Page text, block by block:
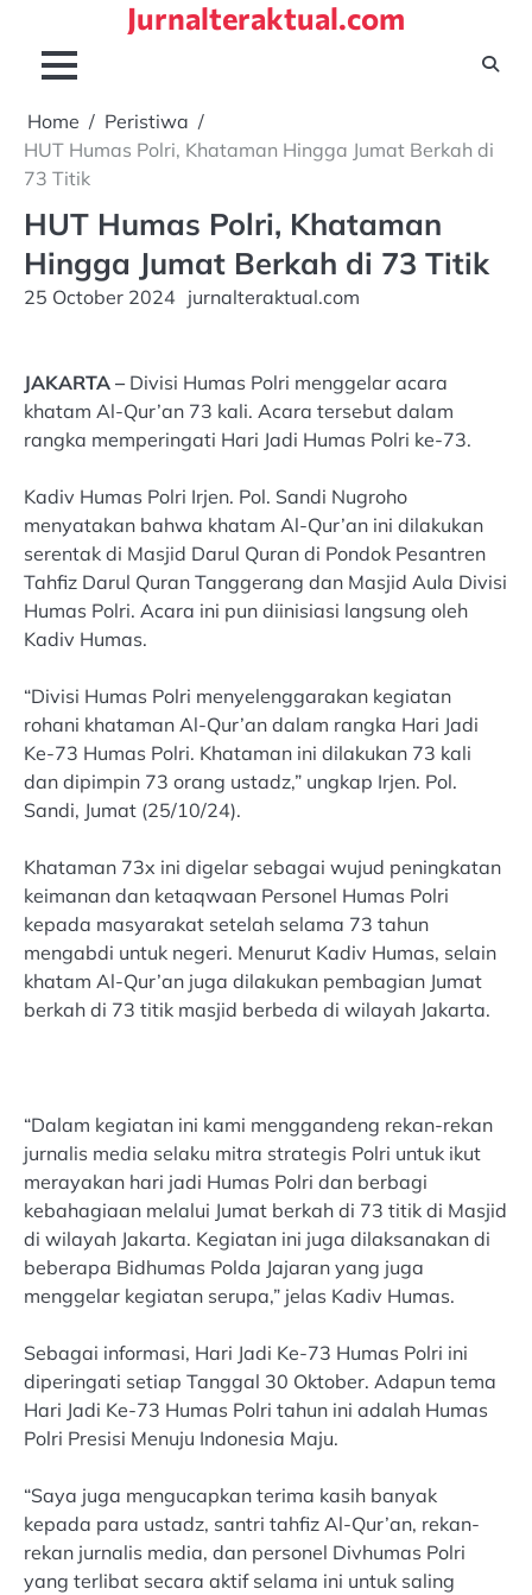
content
Jurnalteraktual.com
Home
Peristiwa
HUT Humas Polri, Khataman Hingga Jumat Berkah di
73 Titik
HUT Humas Polri, Khataman
Hingga Jumat Berkah di 73 Titik
25 October 2024 jurnalteraktual.com
JAKARTA –Divisi Humas Polri menggelar acara
khatam Al-Qur’an 73 kali. Acara tersebut dalam
rangka memperingati Hari Jadi Humas Polri ke-73.
Kadiv Humas Polri Irjen. Pol. Sandi Nugroho
menyatakan bahwa khatam Al-Qur’an ini dilakukan
serentak di Masjid Darul Quran di Pondok Pesantren
Tahfiz Darul Quran Tanggerang dan Masjid Aula Divisi
Humas Polri. Acara ini pun diinisiasi langsung oleh
Kadiv Humas.
“Divisi Humas Polri menyelenggarakan kegiatan
rohani khataman Al-Qur’an dalam rangka Hari Jadi
Ke-73 Humas Polri. Khataman ini dilakukan 73 kali
dan dipimpin 73 orang ustadz,” ungkap Irjen. Pol.
Sandi, Jumat (25/10/24).
Khataman 73x ini digelar sebagai wujud peningkatan
keimanan dan ketaqwaan Personel Humas Polri
kepada masyarakat setelah selama 73 tahun
mengabdi untuk negeri. Menurut Kadiv Humas, selain
khatam Al-Qur’an juga dilakukan pembagian Jumat
berkah di 73 titik masjid berbeda di wilayah Jakarta.
“Dalam kegiatan ini kami menggandeng rekan-rekan
jurnalis media selaku mitra strategis Polri untuk ikut
merayakan hari jadi Humas Polri dan berbagi
kebahagiaan melalui Jumat berkah di 73 titik di Masjid
di wilayah Jakarta. Kegiatan ini juga dilaksanakan di
beberapa Bidhumas Polda Jajaran yang juga
menggelar kegiatan serupa,” jelas Kadiv Humas.
Sebagai informasi, Hari Jadi Ke-73 Humas Polri ini
diperingati setiap Tanggal 30 Oktober. Adapun tema
Hari Jadi Ke-73 Humas Polri tahun ini adalah Humas
Polri Presisi Menuju Indonesia Maju.
“Saya juga mengucapkan terima kasih banyak
kepada para ustadz, santri tahfiz Al-Qur’an, rekan-
rekan jurnalis media, dan personel Divhumas Polri
yang terlibat secara aktif selama ini untuk saling